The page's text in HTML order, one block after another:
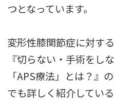
つとなっています。
変形性膝関節症に対す
『切らない・手術をし
「APS療法」とは？』
でも詳しく紹介してい